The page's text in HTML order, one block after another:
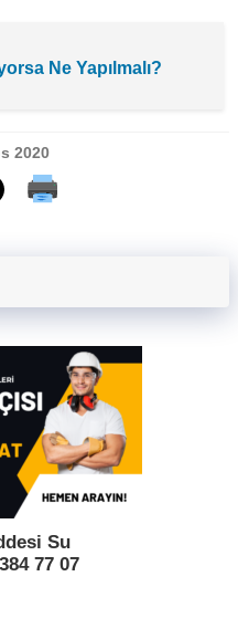
Ne Yapılmalı?
2020
Su
77 07